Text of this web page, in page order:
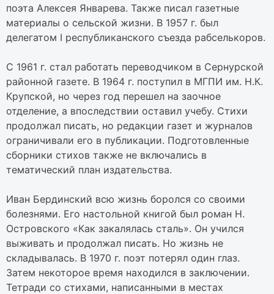
поэта Алексея Январева. Также писал газетные
материалы о сельской жизни. В 1957 г. был
делегатом I республиканского съезда рабселькоров.
С 1961 г. стал работать переводчиком в Сернурской
районной газете. В 1964 г. поступил в МГПИ им. Н.К.
Крупской, но через год перешел на заочное
отделение, а впоследствии оставил учебу. Стихи
продолжал писать, но редакции газет и журналов
ограничивали его в публикации. Подготовленные
сборники стихов также не включались в
тематический план издательства.
Иван Бердинский всю жизнь боролся со своими
болезнями. Его настольной книгой был роман Н.
Островского «Как закалялась сталь». Он учился
выживать и продолжал писать. Но жизнь не
складывалась. В 1970 г. поэт потерял один глаз.
Затем некоторое время находился в заключении.
Тетради со стихами, написанными в местах